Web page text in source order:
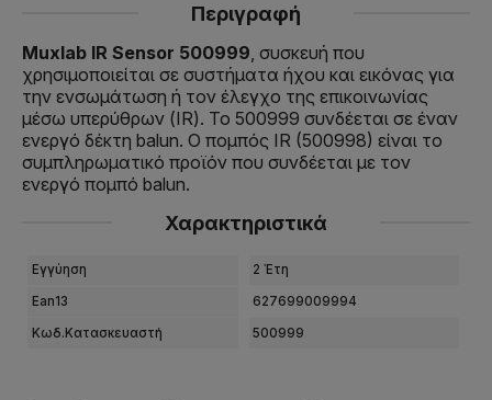
Περιγραφή
Muxlab IR Sensor 500999 , συσκευή που
χρησιμοποιείται σε συστήματα ήχου και εικόνας για
την ενσωμάτωση ή τον έλεγχο της επικοινωνίας
μέσω υπερύθρων (IR). Το 500999 συνδέεται σε έναν
ενεργό δέκτη balun. Ο πομπός IR (500998) είναι το
συμπληρωματικό προϊόν που συνδέεται με τον
ενεργό πομπό balun.
Χαρακτηριστικά
Εγγύηση 2 Έτη
Ean13 627699009994
Κωδ.Κατασκευαστή 500999